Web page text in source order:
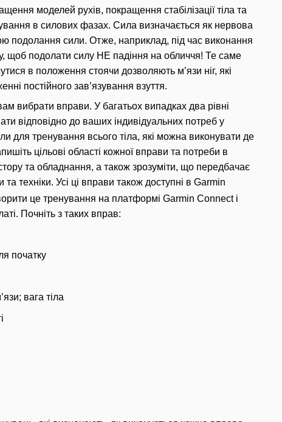
моделей рухів, покращення стабілізації тіла та
в силових фазах. Сила визначається як нервова
подолання сили. Отже, наприклад, під час виконання
щоб подолати силу НЕ падіння на обличчя! Те саме
в положення стоячи дозволяють м’язи ніг, які
постійного зав’язування взуття.
вибрати вправи. У багатьох випадках два рівні
відповідно до ваших індивідуальних потреб у
для тренування всього тіла, які можна виконувати де
цільові області кожної вправи та потреби в
та обладнання, а також зрозуміти, що передбачає
техніки. Усі ці вправи також доступні в Garmin
це тренування на платформі Garmin Connect і
Почніть з таких вправ:
початку
вага тіла